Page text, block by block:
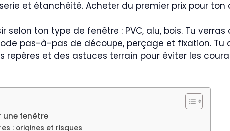
et étanchéité. Acheter du premier prix pour
ton type de fenêtre : PVC, alu, bois. Tu
pas-à-pas de découpe, perçage et fixation. Tu
repères et des astuces terrain pour éviter les
une fenêtre
: origines et risques